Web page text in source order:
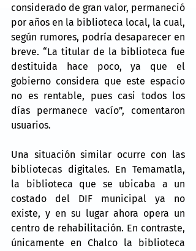
considerado de gran valor, permaneció
por años en la biblioteca local, la cual,
según rumores, podría desaparecer en
breve. “La titular de la biblioteca fue
destituida hace poco, ya que el
gobierno considera que este espacio
no es rentable, pues casi todos los
días permanece vacío”, comentaron
usuarios.
Una situación similar ocurre con las
bibliotecas digitales. En Temamatla,
la biblioteca que se ubicaba a un
costado del DIF municipal ya no
existe, y en su lugar ahora opera un
centro de rehabilitación. En contraste,
únicamente en Chalco la biblioteca